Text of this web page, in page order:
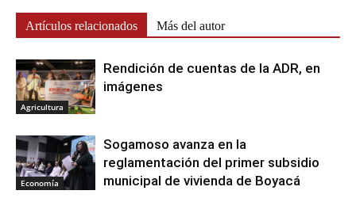
Artículos relacionados Más del autor
Agricultura
Rendición de cuentas de la ADR, en
imágenes
Economía
Sogamoso avanza en la
reglamentación del primer subsidio
municipal de vivienda de Boyacá